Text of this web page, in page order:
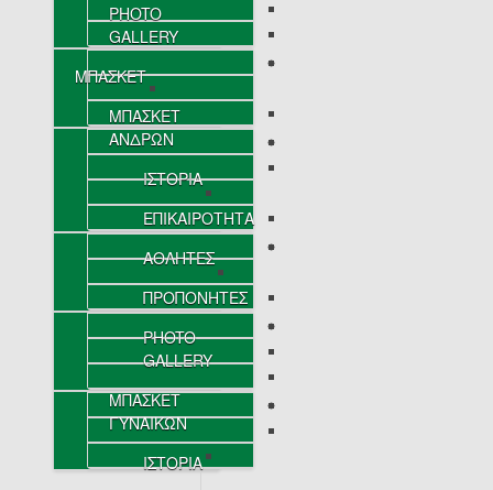
PHOTO
GALLERY
ΜΠΑΣΚΕΤ
ΜΠΑΣΚΕΤ
ΑΝΔΡΩΝ
ΙΣΤΟΡΙΑ
ΕΠΙΚΑΙΡΟΤΗΤΑ
ΑΘΛΗΤΕΣ
ΠΡΟΠΟΝΗΤΕΣ
PHOTO
GALLERY
ΜΠΑΣΚΕΤ
ΓΥΝΑΙΚΩΝ
ΙΣΤΟΡΙΑ